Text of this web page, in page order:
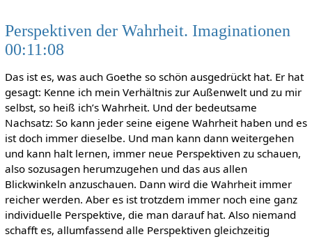
Perspektiven der Wahrheit. Imaginationen
00:11:08
Das ist es, was auch Goethe so schön ausgedrückt hat. Er hat
gesagt: Kenne ich mein Verhältnis zur Außenwelt und zu mir
selbst, so heiß ich’s Wahrheit. Und der bedeutsame
Nachsatz: So kann jeder seine eigene Wahrheit haben und es
ist doch immer dieselbe. Und man kann dann weitergehen
und kann halt lernen, immer neue Perspektiven zu schauen,
also sozusagen herumzugehen und das aus allen
Blickwinkeln anzuschauen. Dann wird die Wahrheit immer
reicher werden. Aber es ist trotzdem immer noch eine ganz
individuelle Perspektive, die man darauf hat. Also niemand
schafft es, allumfassend alle Perspektiven gleichzeitig